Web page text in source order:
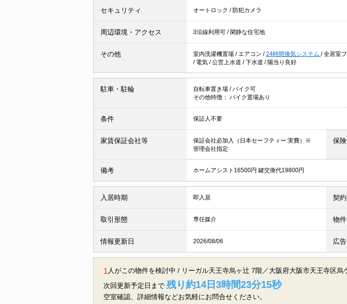
セキュリティ オートロック / 防犯カメラ
周辺環境・アクセス 3沿線利用可 / 閑静な住宅地
その他 室内洗濯機置場 / エアコン /24時間換気システム /全居室
/ 電気 /公営上水道 /下水道 / 陽当り良好
駐車・駐輪 自転車置き場 /バイク可
その他特徴： バイク置場あり
条件 保証人不要
家賃保証会社等
保証会社必加入（日本セーフティー:実費）※
管理会社指定
保険
備考 ホームアシスト16500円 鍵交換代19800円
入居時期 即入居 契
取引形態 専任媒介 物
情報更新日 2026/08/06 広
1人がこの物件を検討中 / リーガル天王寺烏ヶ辻 7階／大阪府大阪市天王寺区烏
次回更新予定日まで 残り約14日3時間23分14秒
空室確認、詳細情報などお気軽にお問合せください。